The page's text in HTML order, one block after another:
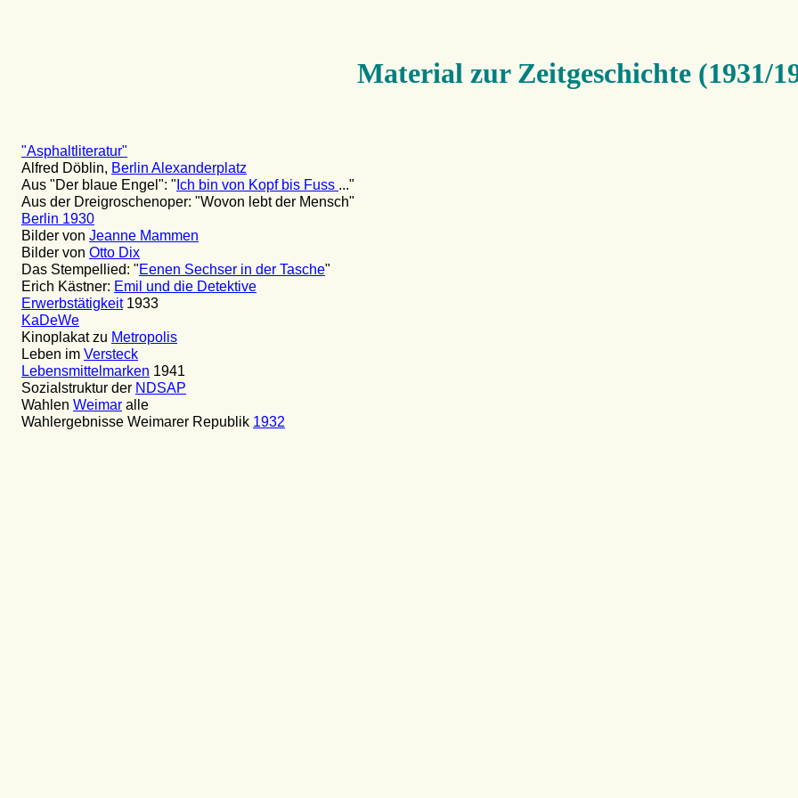
Material zur Zeitgeschichte (1931/
"Asphaltliteratur"
Alfred Döblin, Berlin Alexanderplatz
Aus "Der blaue Engel": " Ich bin von Kopf bis Fuss ..."
Aus der Dreigroschenoper: "Wovon lebt der Mensch"
Berlin 1930
Bilder von Jeanne Mammen
Bilder von Otto Dix
Das Stempellied: "Eenen Sechser in der Tasche"
Erich Kästner: Emil und die Detektive
Erwerbstätigkeit1933
KaDeWe
Kinoplakat zu Metropolis
Leben im Versteck
Lebensmittelmarken 1941
Sozialstruktur der NDSAP
Wahlen Weimar alle
Wahlergebnisse Weimarer Republik 1932